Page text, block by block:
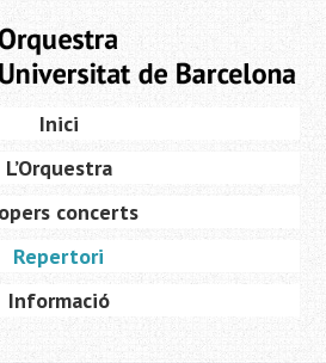
Inici
L’Orquestra
concerts
Repertori
Informació